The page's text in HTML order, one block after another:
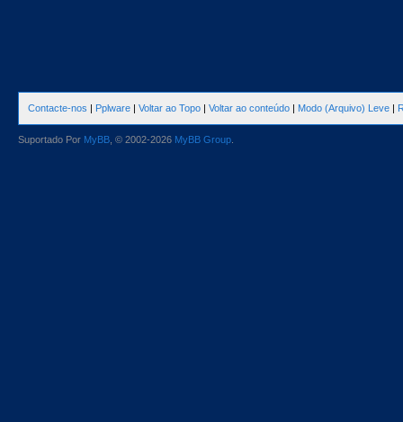
Contacte-nos | Pplware | Voltar ao Topo | Voltar ao conteúdo | Modo (Arquivo) Leve |
Suportado Por MyBB , © 2002-2026 MyBB Group